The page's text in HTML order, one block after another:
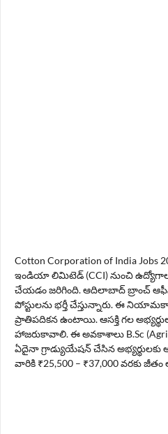
Cotton Corporation of India
ఇండియా లిమిటెడ్ (CCI) నుంచి
చేయడం జరిగింది. ఆదిలాబాద్ బ్రాంచ్
పోస్టులను భర్తీ చేస్తున్నారు. ఈ
ప్రాతిపదికన ఉంటాయి. ఆసక్తి గల
హాజరుకావాలి. ఈ అవకాశాలు B.Sc
ఏదైనా గ్రాడ్యుయేషన్ చేసిన
వారికి ₹25,500 – ₹37,000 వరకు జీతం